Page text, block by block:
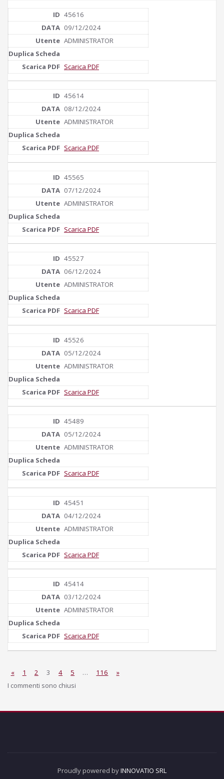
45616
09/12/2024
ADMINISTRATOR
Scarica PDF
45614
08/12/2024
ADMINISTRATOR
Scarica PDF
45565
07/12/2024
ADMINISTRATOR
Scarica PDF
45527
06/12/2024
ADMINISTRATOR
Scarica PDF
45526
05/12/2024
ADMINISTRATOR
Scarica PDF
45489
05/12/2024
ADMINISTRATOR
Scarica PDF
45451
04/12/2024
ADMINISTRATOR
Scarica PDF
45414
03/12/2024
ADMINISTRATOR
Scarica PDF
« 1 2 3 4 5 … 116
»
I commenti sono chiusi
Proudly powered byINNOVATIO SRL